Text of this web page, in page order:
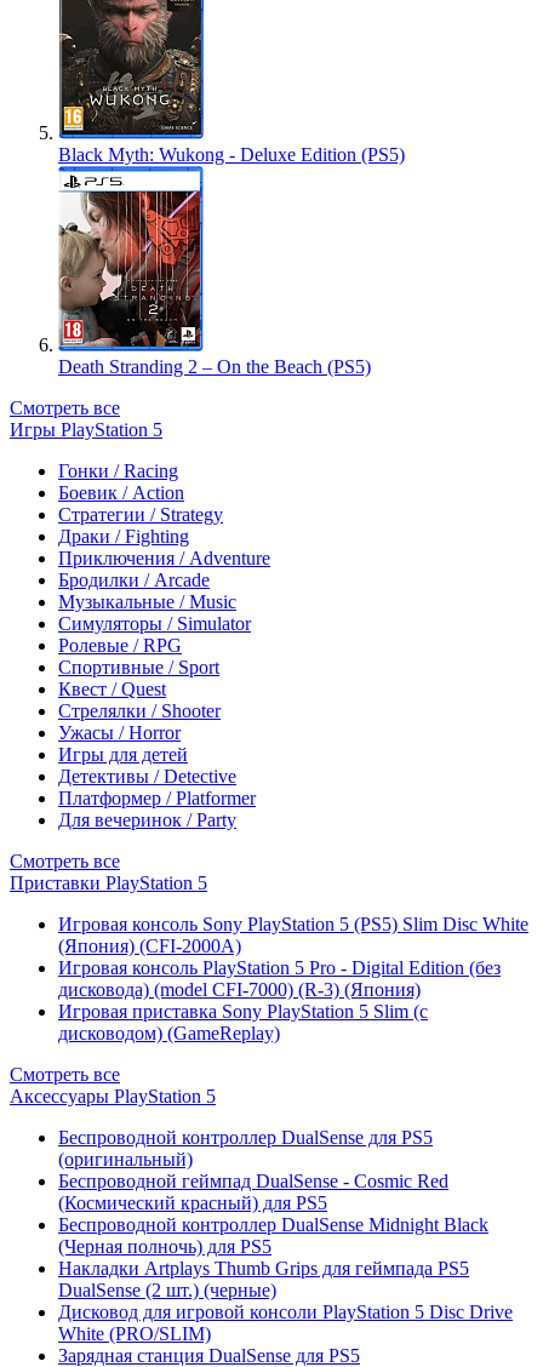
Black Myth: Wukong - Deluxe Edition (PS5)
Death Stranding 2 – On the Beach (PS5)
Смотреть все
Игры PlayStation 5
Гонки / Racing
Боевик / Action
Стратегии / Strategy
Драки / Fighting
Приключения / Adventure
Бродилки / Arcade
Музыкальные / Music
Симуляторы / Simulator
Ролевые / RPG
Спортивные / Sport
Квест / Quest
Стрелялки / Shooter
Ужасы / Horror
Игры для детей
Детективы / Detective
Платформер / Platformer
Для вечеринок / Party
Смотреть все
Приставки PlayStation 5
Игровая консоль Sony PlayStation 5 (PS5) Slim Disc White
(Япония) (CFI-2000A)
Игровая консоль PlayStation 5 Pro - Digital Edition (без
дисковода) (model CFI-7000) (R-3) (Япония)
Игровая приставка Sony PlayStation 5 Slim (с
дисководом) (GameReplay)
Смотреть все
Аксессуары PlayStation 5
Беспроводной контроллер DualSense для PS5
(оригинальный)
Беспроводной геймпад DualSense - Cosmic Red
(Космический красный) для PS5
Беспроводной контроллер DualSense Midnight Black
(Черная полночь) для PS5
Накладки Artplays Thumb Grips для геймпада PS5
DualSense (2 шт.) (черные)
Дисковод для игровой консоли PlayStation 5 Disc Drive
White (PRO/SLIM)
Зарядная станция DualSense для PS5